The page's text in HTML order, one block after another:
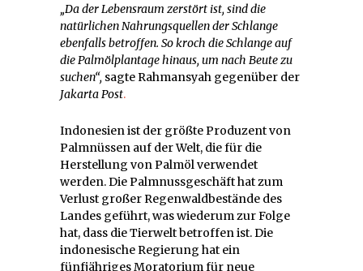
„Da der Lebensraum zerstört ist, sind die
natürlichen Nahrungsquellen der Schlange
ebenfalls betroffen. So kroch die Schlange auf
die Palmölplantage hinaus, um nach Beute zu
suchen“, sagte Rahmansyah gegenüber der
Jakarta Post.
Indonesien ist der größte Produzent von
Palmnüssen auf der Welt, die für die
Herstellung von Palmöl verwendet
werden. Die Palmnussgeschäft hat zum
Verlust großer Regenwaldbestände des
Landes geführt, was wiederum zur Folge
hat, dass die Tierwelt betroffen ist. Die
indonesische Regierung hat ein
fünfjähriges Moratorium für neue